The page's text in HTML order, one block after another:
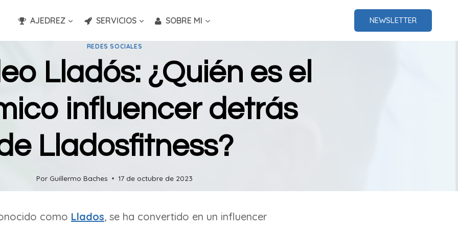
AJEDREZ SERVICIOS SOBRE MI NEWSLETTER
REDES SOCIALES
Lladós: ¿Quién es el
influencer detrás
Lladosfitness?
Por Guillermo Baches 17 de octubre de 2023
como Llados, se ha convertido en un influencer